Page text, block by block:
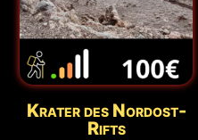
Krater des Nordost-
Rifts